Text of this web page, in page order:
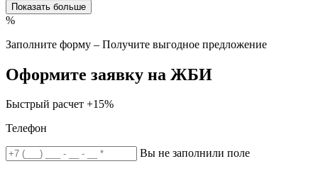
Показать больше
%
Заполните форму – Получите выгодное предложение
Оформите заявку на ЖБИ
Быстрый расчет +15%
Телефон
Вы не заполнили поле